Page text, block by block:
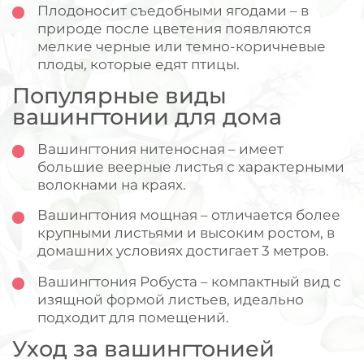
Плодоносит съедобными ягодами – в
природе после цветения появляются
мелкие черные или темно-коричневые
плоды, которые едят птицы.
Популярные виды
вашингтонии для дома
Вашингтония нитеносная – имеет
большие веерные листья с характерными
волокнами на краях.
Вашингтония мощная – отличается более
крупными листьями и высоким ростом, в
домашних условиях достигает 3 метров.
Вашингтония Робуста – компактный вид с
изящной формой листьев, идеально
подходит для помещений.
Уход за вашингтонией